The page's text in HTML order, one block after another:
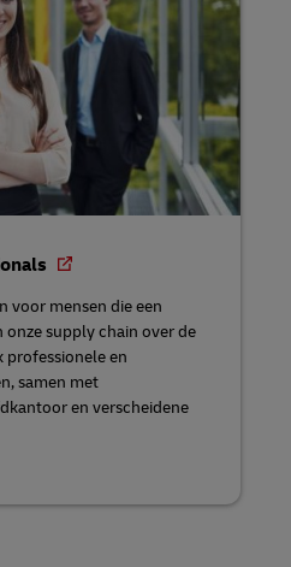
voor mensen die een
supply chain over de
professionele en
samen met
en verscheidene